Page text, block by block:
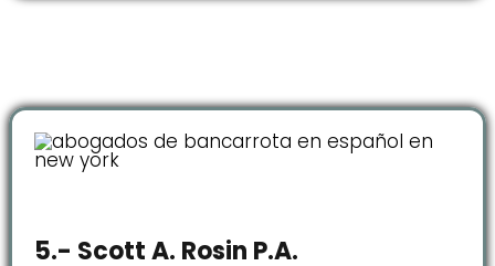
5.- Scott A. Rosin P.A.